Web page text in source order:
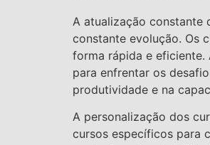
A atualização constante
constante evolução. Os
forma rápida e eficiente.
para enfrentar os
produtividade e na
A personalização dos
cursos específicos para